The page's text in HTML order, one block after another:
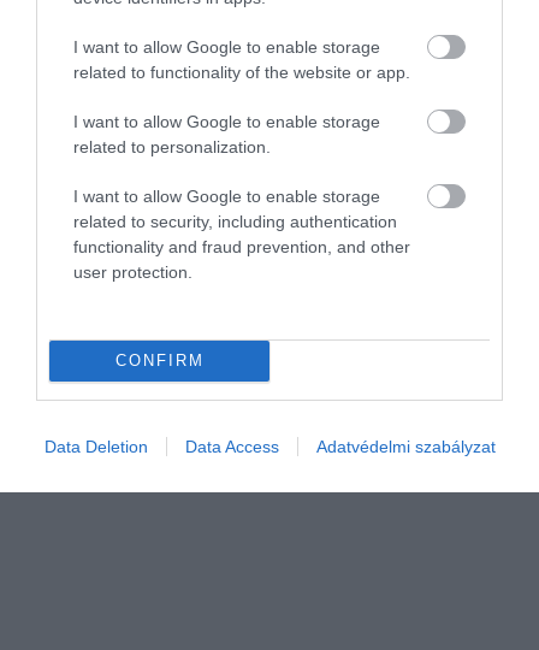
I want to allow Google to enable storage
related to functionality of the website or app.
I want to allow Google to enable storage
related to personalization.
I want to allow Google to enable storage
related to security, including authentication
functionality and fraud prevention, and other
user protection.
CONFIRM
Data Deletion Data Access Adatvédelmi szabályzat
új eljárása
Minden megszólított adózó önként korrigálta korábbi hibáit, így